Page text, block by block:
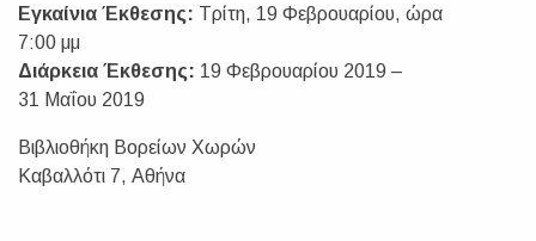
Εγκαίνια Έκθεσης: Τρίτη, 19 Φεβρουαρίου, ώρα
7:00 μμ
Διάρκεια Έκθεσης: 19 Φεβρουαρίου 2019 –
31 Μαΐου 2019
Βιβλιοθήκη Βορείων Χωρών
Καβαλλότι 7, Αθήνα